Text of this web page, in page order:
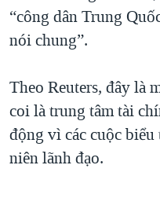
“công dân Trung
nói chung”.
Theo Reuters, đây là
coi là trung tâm tài
động vì các cuộc
niên lãnh đạo.